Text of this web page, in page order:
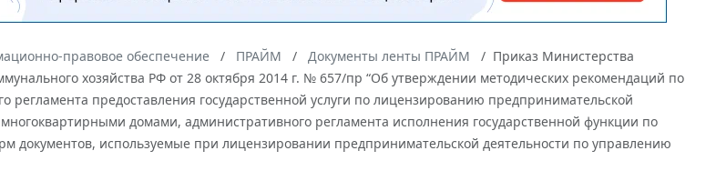
правовое обеспечение ПРАЙМ Документы ленты ПРАЙМ
Приказ Министерства
хозяйства РФ от 28 октября 2014 г. № 657/пр “Об утверждении методических рекомендаций по
регламента предоставления государственной услуги по лицензированию предпринимательской
домами, административного регламента исполнения государственной функции по
документов, используемые при лицензировании предпринимательской деятельности по управлению